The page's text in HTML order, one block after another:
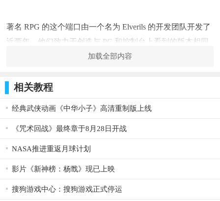
著名 RPG 的这个端口由一个名为 Elverils 的开发团队开发了
近两年，他们致力于创造与 PC 和控制台上看到的版本相同
加载全部内容
相关教程
经典武侠动画《中华小子》高清重制版上线
《咒术回战》最终章于8月28日开战
NASA推进重返月球计划
影片《新神榜：杨戬》现已上映
搜狗游戏中心：搜狗游戏正式停运